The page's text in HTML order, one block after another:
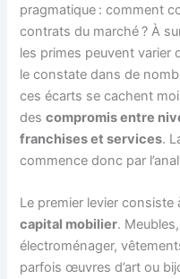
pragmatique : comment
contrats du marché ? À
les primes peuvent varier
le constate dans de
ces écarts se cachent
descompromis entre
franchises et services.
commence donc par
Le premier levier
capital mobilier.
électroménager,
parfois œuvres d’art ou